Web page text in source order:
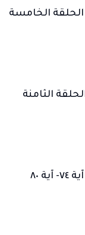
الحلقة الخامسة
الثامنة
٨٠